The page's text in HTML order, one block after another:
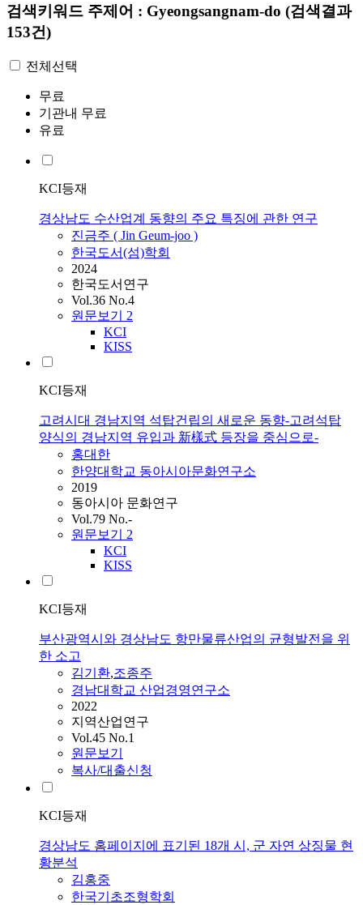
검색키워드 주제어 : Gyeongsangnam-do (검색결과
153건)
전체선택
무료
기관내 무료
유료
KCI등재
경상남도 수산업계 동향의 주요 특징에 관한 연구
진금주 ( Jin Geum-joo )
한국도서(섬)학회
2024
한국도서연구
Vol.36 No.4
원문보기 2
KCI
KISS
KCI등재
고려시대 경남지역 석탑건립의 새로운 동향-고려석탑
양식의 경남지역 유입과 新樣式 등장을 중심으로-
홍대한
한양대학교 동아시아문화연구소
2019
동아시아 문화연구
Vol.79 No.-
원문보기 2
KCI
KISS
KCI등재
부산광역시와 경상남도 항만물류산업의 균형발전을 위
한 소고
김기환,조종주
경남대학교 산업경영연구소
2022
지역산업연구
Vol.45 No.1
원문보기
복사/대출신청
KCI등재
경상남도 홈페이지에 표기된 18개 시, 군 자연 상징물 현
황분석
김홍중
한국기초조형학회